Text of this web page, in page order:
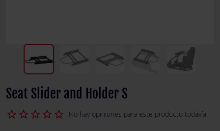
Seat Slider and Holder S
star_border
star_border
star_border
star_border
star_border No hay opiniones para este producto todavía.